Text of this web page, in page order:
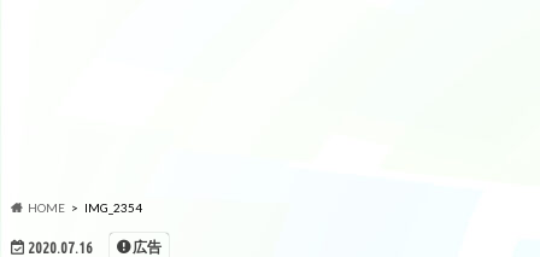
HOME IMG_2354
2020.07.16 広告